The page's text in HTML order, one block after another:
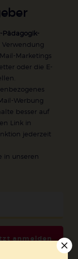
Pädagogik-
Marketings
oder die E-
Werbung
besser auf
Link in
jederzeit
in unseren
anmelden